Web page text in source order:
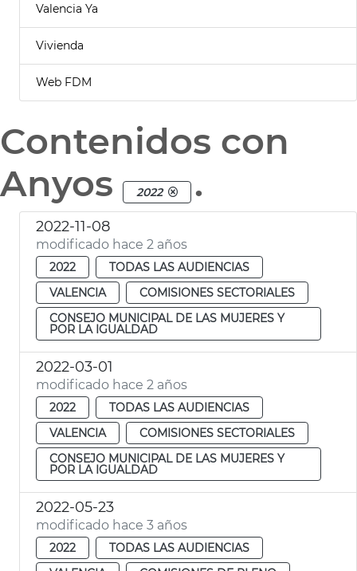
Valencia Ya
Vivienda
Web FDM
Contenidos con
Anyos
2022 .
2022-11-08
modificado hace 2 años
2022
TODAS LAS AUDIENCIAS
VALENCIA
COMISIONES SECTORIALES
CONSEJO MUNICIPAL DE LAS MUJERES Y
POR LA IGUALDAD
2022-03-01
modificado hace 2 años
2022
TODAS LAS AUDIENCIAS
VALENCIA
COMISIONES SECTORIALES
CONSEJO MUNICIPAL DE LAS MUJERES Y
POR LA IGUALDAD
2022-05-23
modificado hace 3 años
2022
TODAS LAS AUDIENCIAS